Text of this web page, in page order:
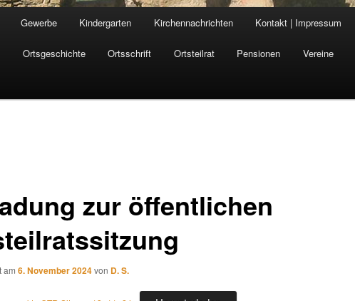
Gewerbe Kindergarten Kirchennachrichten Kontakt | Impressum
Ortsgeschichte Ortsschrift Ortsteilrat Pensionen Vereine
zur öffentlichen
am 6. November 2024von D. S.